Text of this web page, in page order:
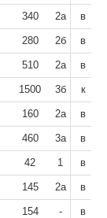
340 2а в
280 2б в
510 2а в
1500 3б к
160 2а в
460 3а в
42 1 в
145 2а в
154 - в